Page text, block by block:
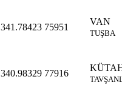
341.78423 75951
VAN
TUŞBA
340.98329 77916